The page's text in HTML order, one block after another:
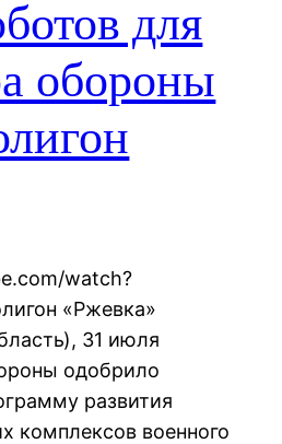
для
обороны
watch?
«Ржевка»
31 июля
одобрило
развития
комплексов военного